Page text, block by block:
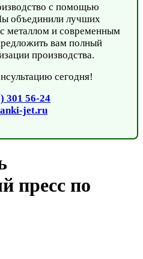
с помощью
объединили лучших
металлом и современным
вам полный
производства.
сегодня!
301 56-24
jet.ru
пресс по